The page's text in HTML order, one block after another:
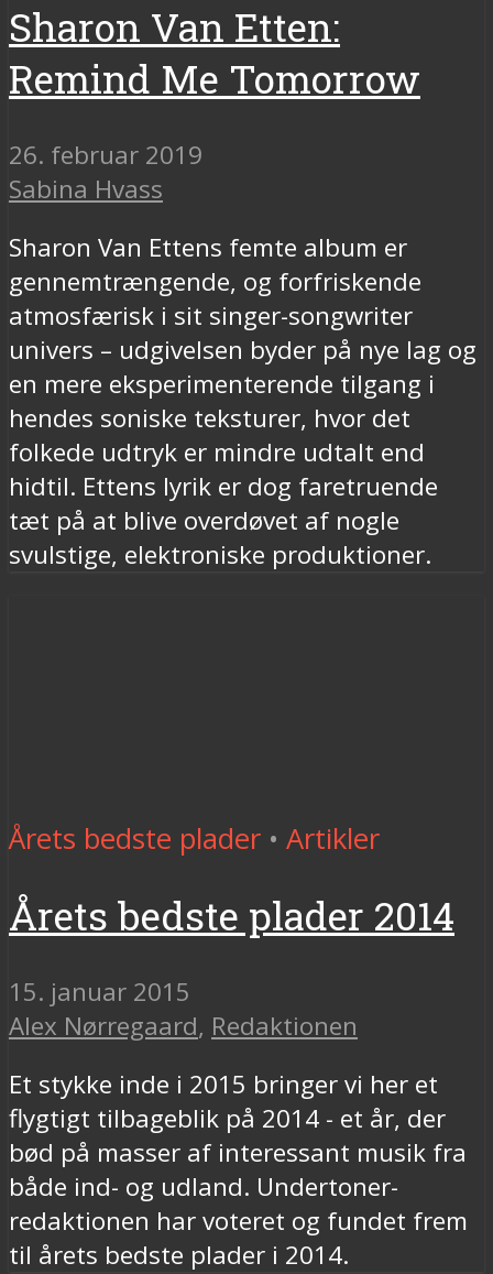
Sharon Van Etten:
Remind Me Tomorrow
26. februar 2019
Sabina Hvass
Sharon Van Ettens femte album er
gennemtrængende, og forfriskende
atmosfærisk i sit singer-songwriter
univers – udgivelsen byder på nye lag og
en mere eksperimenterende tilgang i
hendes soniske teksturer, hvor det
folkede udtryk er mindre udtalt end
hidtil. Ettens lyrik er dog faretruende
tæt på at blive overdøvet af nogle
svulstige, elektroniske produktioner.
Årets bedste plader • Artikler
Årets bedste plader 2014
15. januar 2015
Alex Nørregaard, Redaktionen
Et stykke inde i 2015 bringer vi her et
flygtigt tilbageblik på 2014 - et år, der
bød på masser af interessant musik fra
både ind- og udland. Undertoner-
redaktionen har voteret og fundet frem
til årets bedste plader i 2014.